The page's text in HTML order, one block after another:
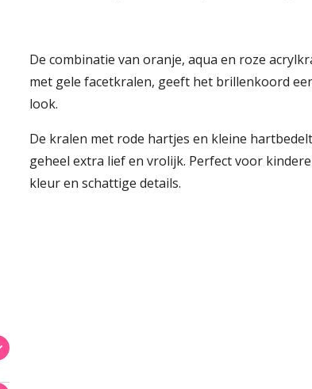
De combinatie van oranje, aqua en roze
met gele facetkralen, geeft het brillenkoord
look.
De kralen met rode hartjes en kleine
geheel extra lief en vrolijk. Perfect voor
kleur en schattige details.